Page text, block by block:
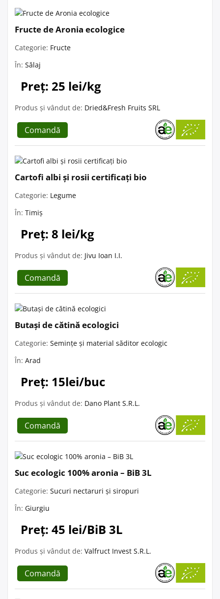
Fructe de Aronia ecologice
Categorie: Fructe
În: Sălaj
Preț: 25 lei/kg
Produs și vândut de: Dried&Fresh Fruits SRL
Comandă
Cartofi albi și rosii certificați bio
Categorie: Legume
În: Timiș
Preț: 8 lei/kg
Produs și vândut de: Jivu Ioan I.I.
Comandă
Butași de cătină ecologici
Categorie: Semințe și material săditor ecologic
În: Arad
Preț: 15lei/buc
Produs și vândut de: Dano Plant S.R.L.
Comandă
Suc ecologic 100% aronia – BiB 3L
Categorie: Sucuri nectaruri și siropuri
În: Giurgiu
Preț: 45 lei/BiB 3L
Produs și vândut de: Valfruct Invest S.R.L.
Comandă